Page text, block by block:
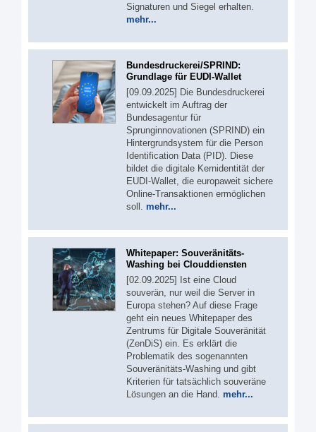
Signaturen und Siegel erhalten.
mehr...
Bundesdruckerei/SPRIND:
Grundlage für EUDI-Wallet
[09.09.2025] Die Bundesdruckerei
entwickelt im Auftrag der
Bundesagentur für
Sprunginnovationen (SPRIND) ein
Hintergrundsystem für die Person
Identification Data (PID). Diese
bildet die digitale Kernidentität der
EUDI-Wallet, die europaweit sichere
Online-Transaktionen ermöglichen
soll. mehr...
Whitepaper: Souveränitäts-
Washing bei Clouddiensten
[02.09.2025] Ist eine Cloud
souverän, nur weil die Server in
Europa stehen? Auf diese Frage
geht ein neues Whitepaper des
Zentrums für Digitale Souveränität
(ZenDiS) ein. Es erklärt die
Problematik des sogenannten
Souveränitäts-Washing und gibt
Kriterien für tatsächlich souveräne
Lösungen an die Hand. mehr...